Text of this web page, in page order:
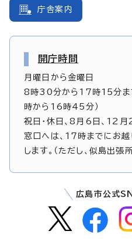
庁舎案内
開庁時間
月曜日から金曜日
8時30分から17時15分ま
時から16時45分）
祝日・休日、8月6日、12
窓口へは、17時までにお
します。（ただし、似島出
広島市公式